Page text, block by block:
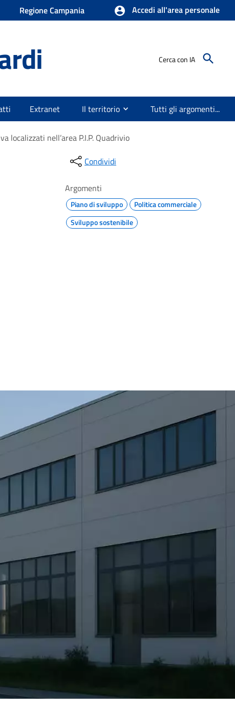
Regione Campania Accedi all'area personale
Cerca con IA
Extranet Il territorio Tutti gli argomenti...
nell’area P.I.P. Quadrivio
Condividi
Argomenti
Piano di sviluppo
Politica commerciale
Sviluppo sostenibile